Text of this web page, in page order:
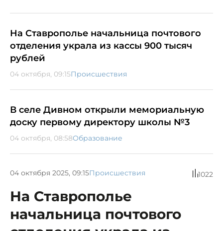
На Ставрополье начальница почтового
отделения украла из кассы 900 тысяч
рублей
04 октября, 09:15Происшествия
В селе Дивном открыли мемориальную
доску первому директору школы №3
04 октября, 08:58Образование
04 октября 2025, 09:15Происшествия 1022
На Ставрополье
начальница почтового